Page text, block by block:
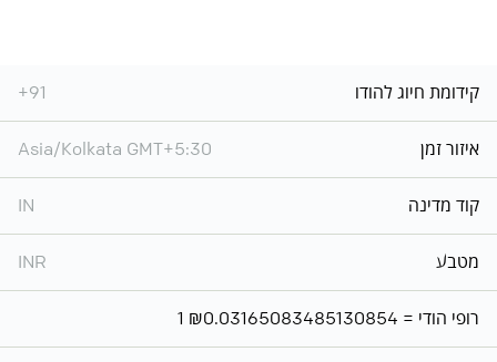
קידומת חיוג להודו +91
איזור זמן Asia/Kolkata GMT+5:30
קוד מדינה IN
מטבע INR
1 רופי הודי = ₪0.03165083485130854